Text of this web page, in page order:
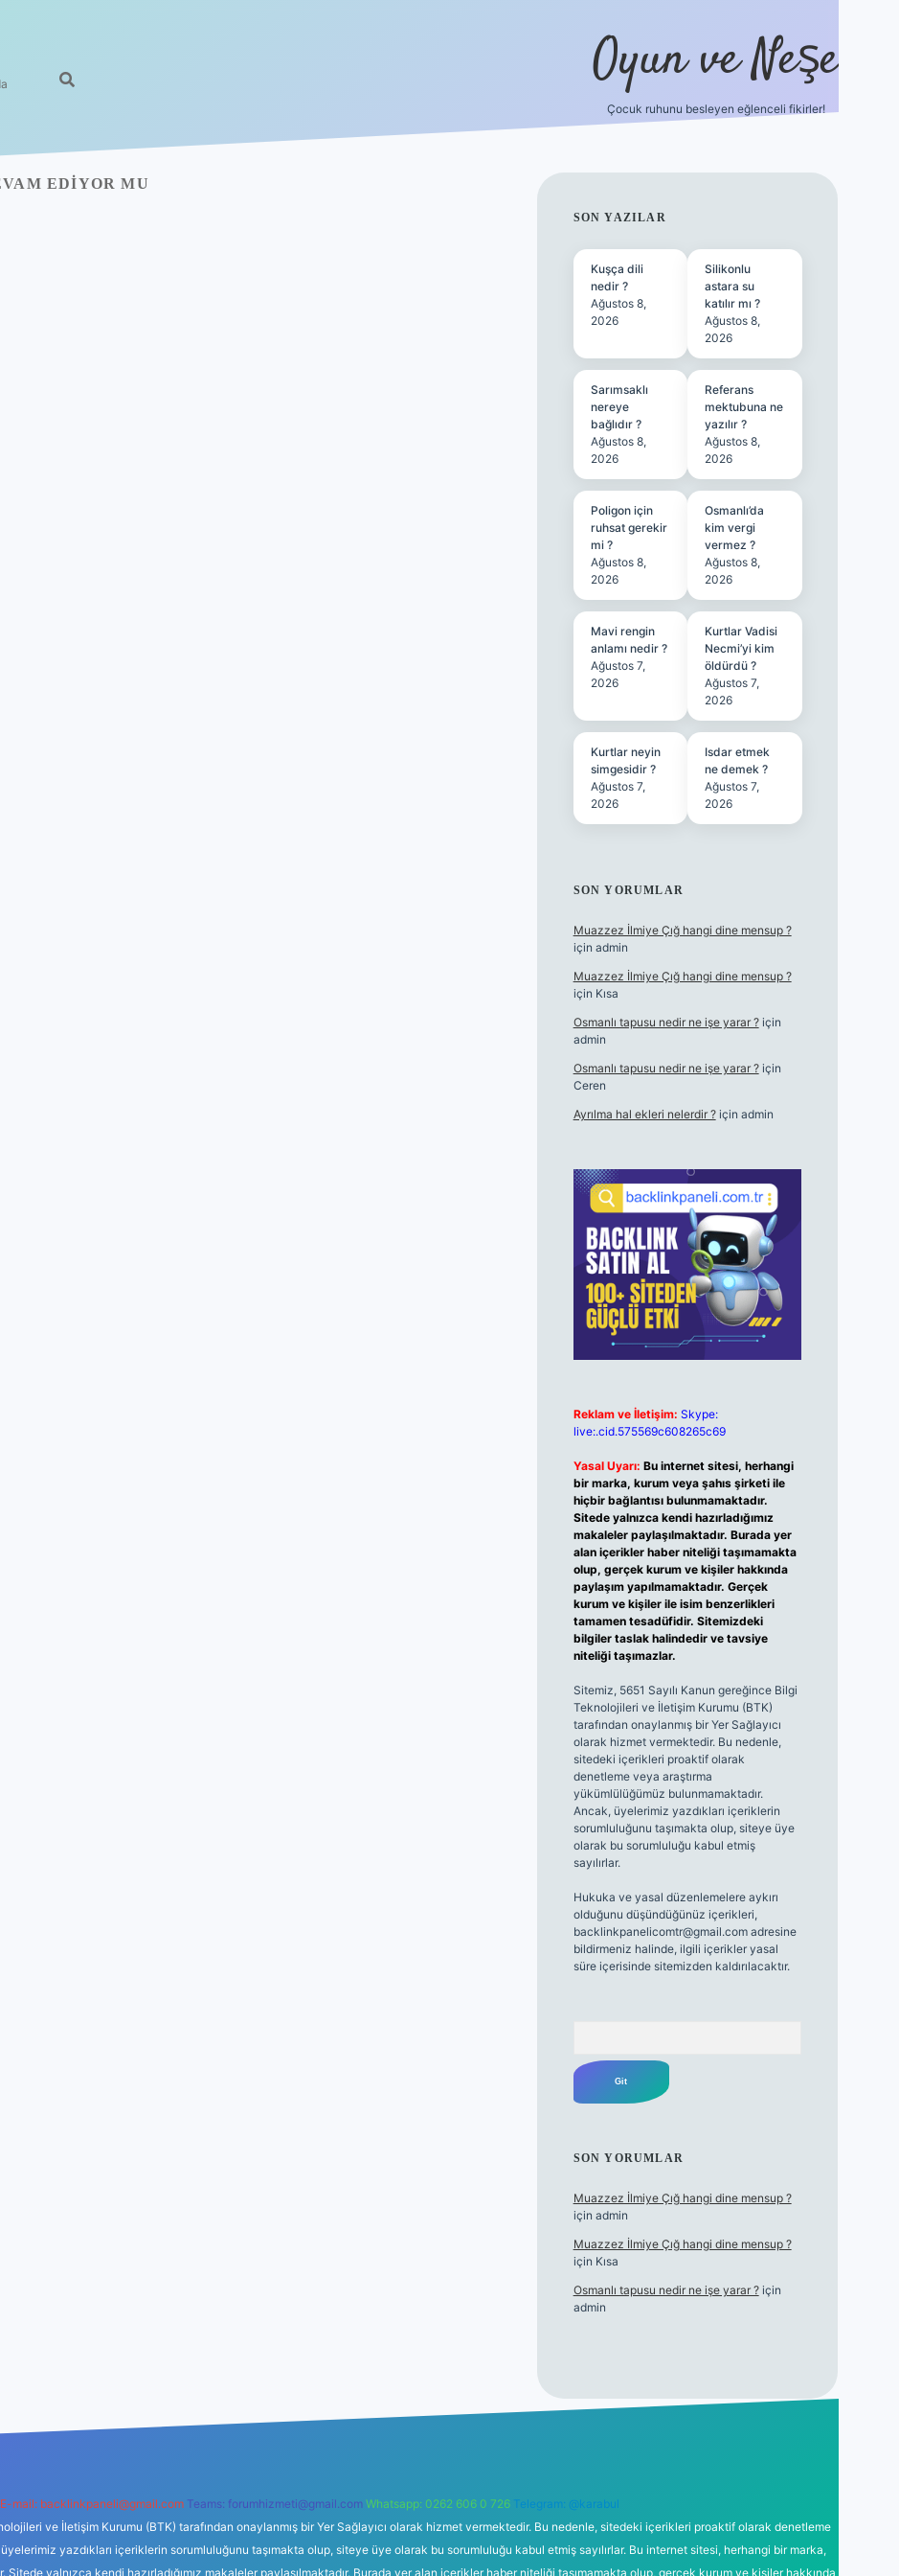
Oyun ve Neşe
Çocuk ruhunu besleyen eğlenceli fikirler!
EDIYOR MU
SIDEBAR
SON YAZILAR
Kuşça dili
nedir ?
Ağustos 8,
2026
Silikonlu
astara su
katılır mı ?
Ağustos 8,
2026
Sarımsaklı
nereye
bağlıdır ?
Ağustos 8,
2026
Referans
mektubuna ne
yazılır ?
Ağustos 8,
2026
Poligon için
ruhsat gerekir
mi ?
Ağustos 8,
2026
Osmanlı’da
kim vergi
vermez ?
Ağustos 8,
2026
Mavi rengin
anlamı nedir ?
Ağustos 7,
2026
Kurtlar Vadisi
Necmi’yi kim
öldürdü ?
Ağustos 7,
2026
Kurtlar neyin
simgesidir ?
Ağustos 7,
2026
Isdar etmek
ne demek ?
Ağustos 7,
2026
SON YORUMLAR
Muazzez İlmiye Çığ hangi dine mensup ?
için admin
Muazzez İlmiye Çığ hangi dine mensup ?
için Kısa
Osmanlı tapusu nedir ne işe yarar ?için
admin
Osmanlı tapusu nedir ne işe yarar ?için
Ceren
Ayrılma hal ekleri nelerdir ?için admin
Reklam ve İletişim: Skype:
live:.cid.575569c608265c69
Yasal Uyarı: Bu internet sitesi, herhangi
bir marka, kurum veya şahıs şirketi ile
hiçbir bağlantısı bulunmamaktadır.
Sitede yalnızca kendi hazırladığımız
makaleler paylaşılmaktadır. Burada yer
alan içerikler haber niteliği taşımamakta
olup, gerçek kurum ve kişiler hakkında
paylaşım yapılmamaktadır. Gerçek
kurum ve kişiler ile isim benzerlikleri
tamamen tesadüfidir. Sitemizdeki
bilgiler taslak halindedir ve tavsiye
niteliği taşımazlar.
Sitemiz, 5651 Sayılı Kanun gereğince Bilgi
Teknolojileri ve İletişim Kurumu (BTK)
tarafından onaylanmış bir Yer Sağlayıcı
olarak hizmet vermektedir. Bu nedenle,
sitedeki içerikleri proaktif olarak
denetleme veya araştırma
yükümlülüğümüz bulunmamaktadır.
Ancak, üyelerimiz yazdıkları içeriklerin
sorumluluğunu taşımakta olup, siteye üye
olarak bu sorumluluğu kabul etmiş
sayılırlar.
Hukuka ve yasal düzenlemelere aykırı
olduğunu düşündüğünüz içerikleri,
backlinkpanelicomtr@gmail.comadresine
bildirmeniz halinde, ilgili içerikler yasal
süre içerisinde sitemizden kaldırılacaktır.
SON YORUMLAR
Muazzez İlmiye Çığ hangi dine mensup ?
için admin
Muazzez İlmiye Çığ hangi dine mensup ?
için Kısa
Osmanlı tapusu nedir ne işe yarar ?için
admin
betci ilbet yeni
E-mail: backlinkpaneli@gmail.com Teams: forumhizmeti@gmail.com Whatsapp: 0262 606 0 726 Telegram: @karabul
ve İletişim Kurumu (BTK) tarafından onaylanmış bir Yer Sağlayıcı olarak hizmet vermektedir. Bu nedenle, sitedeki içerikleri proaktif olarak denetleme
yazdıkları içeriklerin sorumluluğunu taşımakta olup, siteye üye olarak bu sorumluluğu kabul etmiş sayılırlar. Bu internet sitesi, herhangi bir marka,
Sitede yalnızca kendi hazırladığımız makaleler paylaşılmaktadır. Burada yer alan içerikler haber niteliği taşımamakta olup, gerçek kurum ve kişiler hakkında